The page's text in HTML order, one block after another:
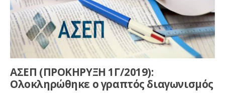
ΑΣΕΠ (ΠΡΟΚΗΡΥΞΗ 1Γ/2019):
Ολοκληρώθηκε ο γραπτός διαγωνισμός